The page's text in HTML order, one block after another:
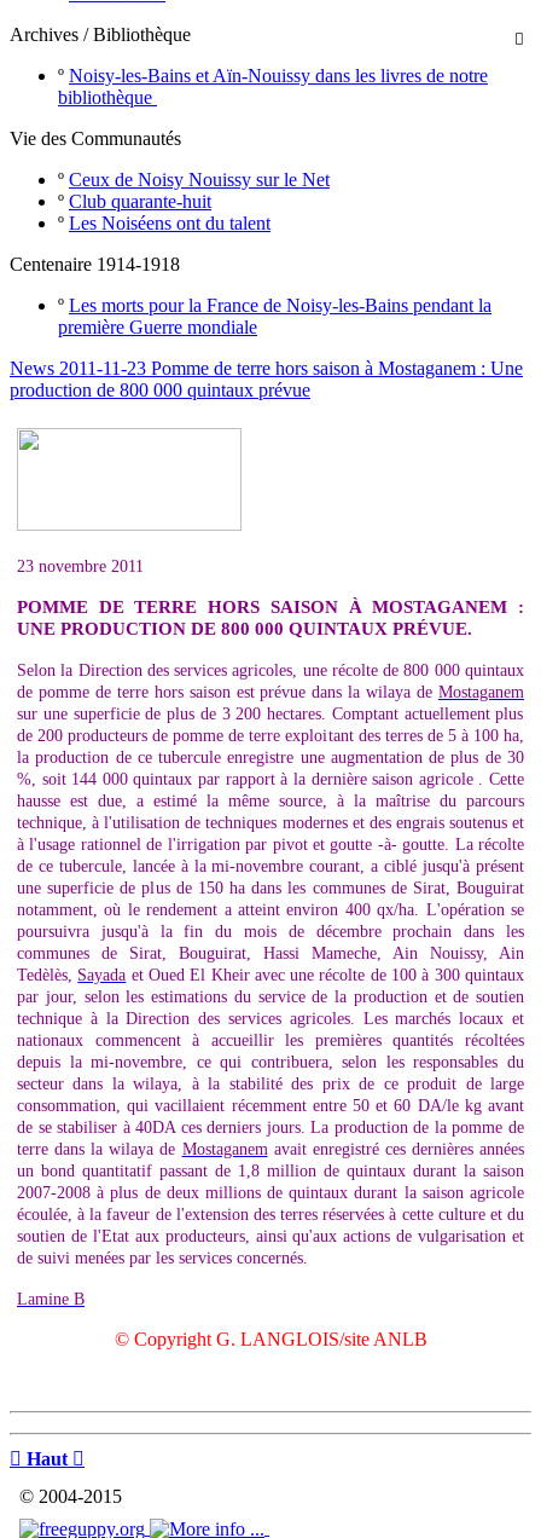

Archives / Bibliothèque
º Noisy-les-Bains et Aïn-Nouissy dans les livres de notre
bibliothèque
Vie des Communautés
º Ceux de Noisy Nouissy sur le Net
º Club quarante-huit
º Les Noiséens ont du talent
Centenaire 1914-1918
º Les morts pour la France de Noisy-les-Bains pendant la
première Guerre mondiale
News 2011-11-23 Pomme de terre hors saison à Mostaganem : Une
production de 800 000 quintaux prévue
23 novembre 2011
POMME DE TERRE HORS SAISON À MOSTAGANEM :
UNE PRODUCTION DE 800 000 QUINTAUX PRÉVUE.
Selon la Direction des services agricoles, une récolte de 800 000 quintaux
de pomme de terre hors saison est prévue dans la wilaya de Mostaganem
sur une superficie de plus de 3 200 hectares. Comptant actuellement plus
de 200 producteurs de pomme de terre exploitant des terres de 5 à 100 ha,
la production de ce tubercule enregistre une augmentation de plus de 30
%, soit 144 000 quintaux par rapport à la dernière saison agricole . Cette
hausse est due, a estimé la même source, à la maîtrise du parcours
technique, à l'utilisation de techniques modernes et des engrais soutenus et
à l'usage rationnel de l'irrigation par pivot et goutte -à- goutte. La récolte
de ce tubercule, lancée à la mi-novembre courant, a ciblé jusqu'à présent
une superficie de plus de 150 ha dans les communes de Sirat, Bouguirat
notamment, où le rendement a atteint environ 400 qx/ha. L'opération se
poursuivra jusqu'à la fin du mois de décembre prochain dans les
communes de Sirat, Bouguirat, Hassi Mameche, Ain Nouissy, Ain
Tedèlès, Sayada et Oued El Kheir avec une récolte de 100 à 300 quintaux
par jour, selon les estimations du service de la production et de soutien
technique à la Direction des services agricoles. Les marchés locaux et
nationaux commencent à accueillir les premières quantités récoltées
depuis la mi-novembre, ce qui contribuera, selon les responsables du
secteur dans la wilaya, à la stabilité des prix de ce produit de large
consommation, qui vacillaient récemment entre 50 et 60 DA/le kg avant
de se stabiliser à 40DA ces derniers jours. La production de la pomme de
terre dans la wilaya de Mostaganemavait enregistré ces dernières années
un bond quantitatif passant de 1,8 million de quintaux durant la saison
2007-2008 à plus de deux millions de quintaux durant la saison agricole
écoulée, à la faveur de l'extension des terres réservées à cette culture et du
soutien de l'Etat aux producteurs, ainsi qu'aux actions de vulgarisation et
de suivi menées par les services concernés.
Lamine B
© Copyright G. LANGLOIS/site ANLB
 Haut 
© 2004-2015